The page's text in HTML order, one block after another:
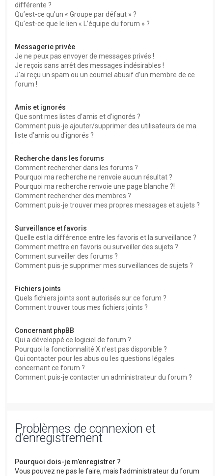
différente ?
Qu’est-ce qu’un « Groupe par défaut » ?
Qu’est-ce que le lien « L’équipe du forum » ?
Messagerie privée
Je ne peux pas envoyer de messages privés !
Je reçois sans arrêt des messages indésirables !
J’ai reçu un spam ou un courriel abusif d’un membre de ce
forum !
Amis et ignorés
Que sont mes listes d’amis et d’ignorés ?
Comment puis-je ajouter/supprimer des utilisateurs de ma
liste d’amis ou d’ignorés ?
Recherche dans les forums
Comment rechercher dans les forums ?
Pourquoi ma recherche ne renvoie aucun résultat ?
Pourquoi ma recherche renvoie une page blanche ?!
Comment rechercher des membres ?
Comment puis-je trouver mes propres messages et sujets ?
Surveillance et favoris
Quelle est la différence entre les favoris et la surveillance ?
Comment mettre en favoris ou surveiller des sujets ?
Comment surveiller des forums ?
Comment puis-je supprimer mes surveillances de sujets ?
Fichiers joints
Quels fichiers joints sont autorisés sur ce forum ?
Comment trouver tous mes fichiers joints ?
Concernant phpBB
Qui a développé ce logiciel de forum ?
Pourquoi la fonctionnalité X n’est pas disponible ?
Qui contacter pour les abus ou les questions légales
concernant ce forum ?
Comment puis-je contacter un administrateur du forum ?
Problèmes de connexion et
d’enregistrement
Pourquoi dois-je m’enregistrer ?
Vous pouvez ne pas le faire, mais l’administrateur du forum